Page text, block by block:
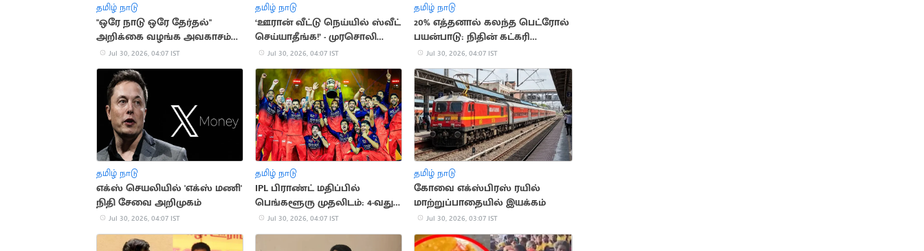
தமிழ் நாடு
"ஒரே நாடு ஒரே தேர்தல்"
அறிக்கை வழங்க அவகாசம்
நீட்டிப்பு
Jul 30, 2026, 04:07 IST
தமிழ் நாடு
‘ஊரான் வீட்டு நெய்யில் ஸ்வீட்
செய்யாதீங்க!’ - முரசொலி
விமர்சனம்
Jul 30, 2026, 04:07 IST
தமிழ் நாடு
20% எத்தனால் கலந்த பெட்ரோல்
பயன்பாடு: நிதின் கட்கரி
விளக்கம்
Jul 30, 2026, 04:07 IST
தமிழ் நாடு
எக்ஸ் செயலியில் 'எக்ஸ் மணி'
நிதி சேவை அறிமுகம்
Jul 30, 2026, 04:07 IST
தமிழ் நாடு
IPL பிராண்ட் மதிப்பில்
பெங்களூரு முதலிடம்: 4-வது
இடத்தில் சிஎஸ்கே
Jul 30, 2026, 04:07 IST
தமிழ் நாடு
கோவை எக்ஸ்பிரஸ் ரயில்
மாற்றுப்பாதையில் இயக்கம்
Jul 30, 2026, 03:07 IST